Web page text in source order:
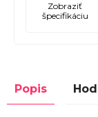
Zobraziť
špecifikáciu
Popis